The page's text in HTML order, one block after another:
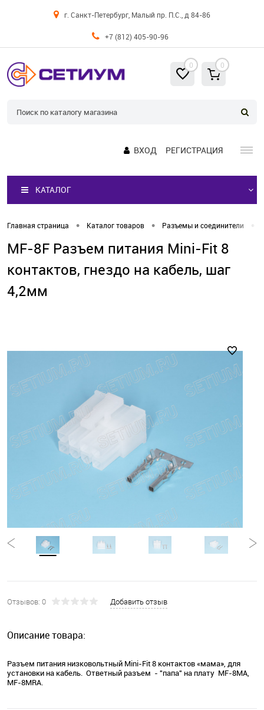
г. Санкт-Петербург, Малый пр. П.С., д 84-86
+7 (812) 405-90-96
0 0
ВХОД РЕГИСТРАЦИЯ
КАТАЛОГ
Главная страница • Каталог товаров • Разъемы и соединители
MF-8F Разъем питания Mini-Fit 8
контактов, гнездо на кабель, шаг
4,2мм
Отзывов: 0 Добавить отзыв
Описание товара:
Разъем питания низковольтный Mini-Fit 8 контактов «мама», для
установки на кабель. Ответный разъем - "папа" на плату MF-8MA,
MF-8MRA.